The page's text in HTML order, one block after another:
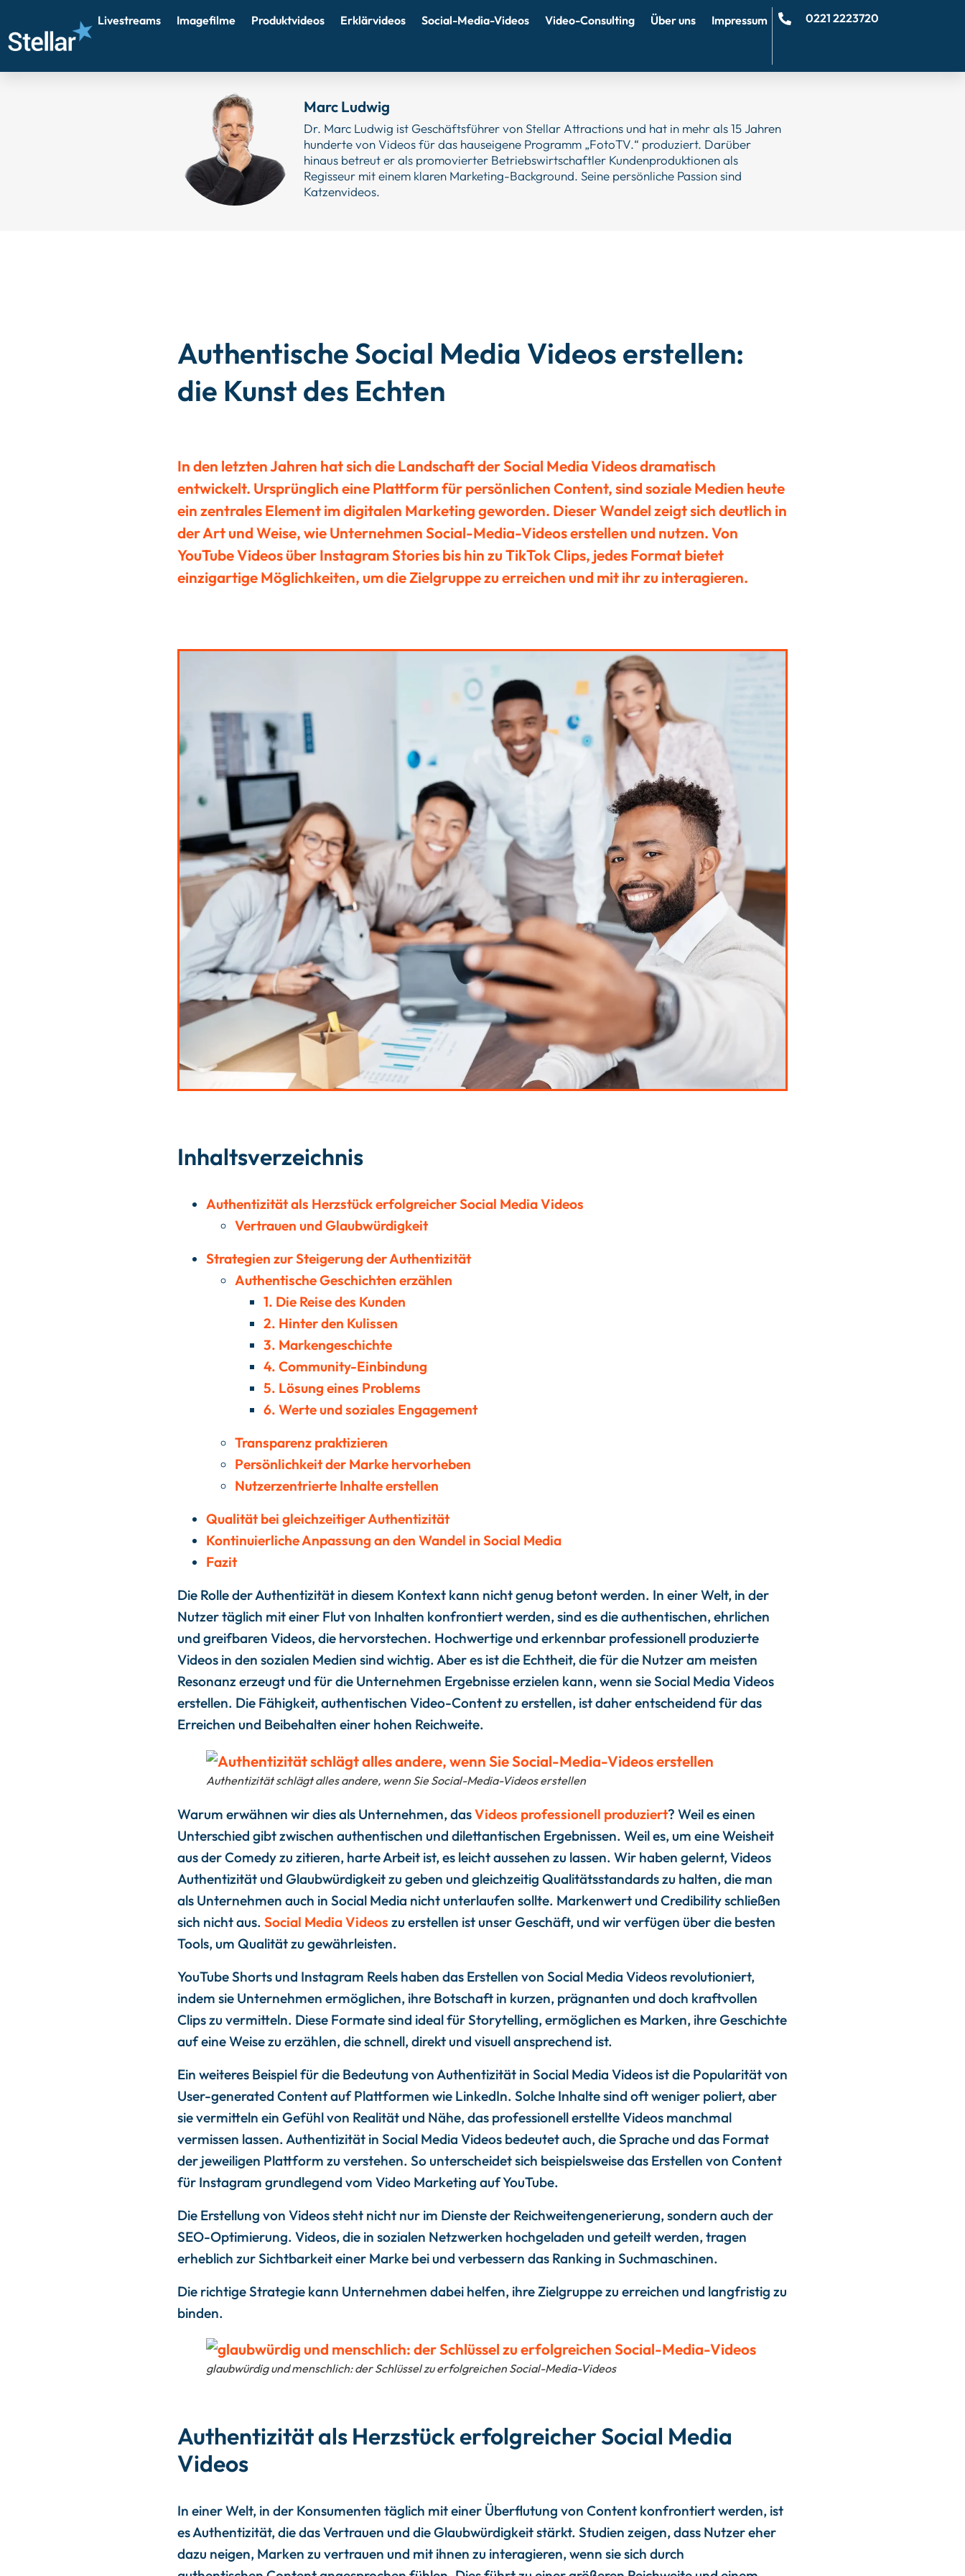
Livestreams Imagefilme Produktvideos Erklärvideos Social-Media-Videos Video-Consulting Über uns Impressum 0221 2223720
Marc Ludwig
Dr. Marc Ludwig ist Geschäftsführer von Stellar Attractions und hat in mehr als 15 Jahren
hunderte von Videos für das hauseigene Programm „FotoTV.“ produziert. Darüber
hinaus betreut er als promovierter Betriebswirtschaftler Kundenproduktionen als
Regisseur mit einem klaren Marketing-Background. Seine persönliche Passion sind
Katzenvideos.
Authentische Social Media Videos erstellen:
die Kunst des Echten
In den letzten Jahren hat sich die Landschaft der Social Media Videos dramatisch
entwickelt. Ursprünglich eine Plattform für persönlichen Content, sind soziale Medien heute
ein zentrales Element im digitalen Marketing geworden. Dieser Wandel zeigt sich deutlich in
der Art und Weise, wie Unternehmen Social-Media-Videos erstellen und nutzen. Von
YouTube Videos über Instagram Stories bis hin zu TikTok Clips, jedes Format bietet
einzigartige Möglichkeiten, um die Zielgruppe zu erreichen und mit ihr zu interagieren.
Inhaltsverzeichnis
Authentizität als Herzstück erfolgreicher Social Media Videos
Vertrauen und Glaubwürdigkeit
Strategien zur Steigerung der Authentizität
Authentische Geschichten erzählen
1. Die Reise des Kunden
2. Hinter den Kulissen
3. Markengeschichte
4. Community-Einbindung
5. Lösung eines Problems
6. Werte und soziales Engagement
Transparenz praktizieren
Persönlichkeit der Marke hervorheben
Nutzerzentrierte Inhalte erstellen
Qualität bei gleichzeitiger Authentizität
Kontinuierliche Anpassung an den Wandel in Social Media
Fazit
Die Rolle der Authentizität in diesem Kontext kann nicht genug betont werden. In einer Welt, in der
Nutzer täglich mit einer Flut von Inhalten konfrontiert werden, sind es die authentischen, ehrlichen
und greifbaren Videos, die hervorstechen. Hochwertige und erkennbar professionell produzierte
Videos in den sozialen Medien sind wichtig. Aber es ist die Echtheit, die für die Nutzer am meisten
Resonanz erzeugt und für die Unternehmen Ergebnisse erzielen kann, wenn sie Social Media Videos
erstellen. Die Fähigkeit, authentischen Video-Content zu erstellen, ist daher entscheidend für das
Erreichen und Beibehalten einer hohen Reichweite.
Authentizität schlägt alles andere, wenn Sie Social-Media-Videos erstellen
Warum erwähnen wir dies als Unternehmen, dasVideos professionell produziert? Weil es einen
Unterschied gibt zwischen authentischen und dilettantischen Ergebnissen. Weil es, um eine Weisheit
aus der Comedy zu zitieren, harte Arbeit ist, es leicht aussehen zu lassen. Wir haben gelernt, Videos
Authentizität und Glaubwürdigkeit zu geben und gleichzeitig Qualitätsstandards zu halten, die man
als Unternehmen auch in Social Media nicht unterlaufen sollte. Markenwert und Credibility schließen
sich nicht aus. Social Media Videos zu erstellen ist unser Geschäft, und wir verfügen über die besten
Tools, um Qualität zu gewährleisten.
YouTube Shorts und Instagram Reels haben das Erstellen von Social Media Videos revolutioniert,
indem sie Unternehmen ermöglichen, ihre Botschaft in kurzen, prägnanten und doch kraftvollen
Clips zu vermitteln. Diese Formate sind ideal für Storytelling, ermöglichen es Marken, ihre Geschichte
auf eine Weise zu erzählen, die schnell, direkt und visuell ansprechend ist.
Ein weiteres Beispiel für die Bedeutung von Authentizität in Social Media Videos ist die Popularität von
User-generated Content auf Plattformen wie LinkedIn. Solche Inhalte sind oft weniger poliert, aber
sie vermitteln ein Gefühl von Realität und Nähe, das professionell erstellte Videos manchmal
vermissen lassen. Authentizität in Social Media Videos bedeutet auch, die Sprache und das Format
der jeweiligen Plattform zu verstehen. So unterscheidet sich beispielsweise das Erstellen von Content
für Instagram grundlegend vom Video Marketing auf YouTube.
Die Erstellung von Videos steht nicht nur im Dienste der Reichweitengenerierung, sondern auch der
SEO-Optimierung. Videos, die in sozialen Netzwerken hochgeladen und geteilt werden, tragen
erheblich zur Sichtbarkeit einer Marke bei und verbessern das Ranking in Suchmaschinen.
Die richtige Strategie kann Unternehmen dabei helfen, ihre Zielgruppe zu erreichen und langfristig zu
binden.
glaubwürdig und menschlich: der Schlüssel zu erfolgreichen Social-Media-Videos
Authentizität als Herzstück erfolgreicher Social Media
Videos
In einer Welt, in der Konsumenten täglich mit einer Überflutung von Content konfrontiert werden, ist
es Authentizität, die das Vertrauen und die Glaubwürdigkeit stärkt. Studien zeigen, dass Nutzer eher
dazu neigen, Marken zu vertrauen und mit ihnen zu interagieren, wenn sie sich durch